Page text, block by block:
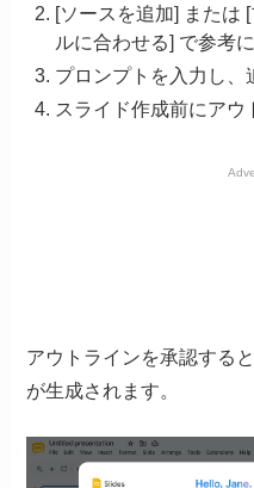
[ソースを追加] または
ルに合わせる] で参考
プロンプトを入力し、
スライド作成前にアウ
アウトラインを承認する
が生成されます。